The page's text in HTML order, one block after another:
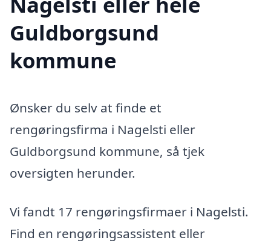
Guldborgsund
kommune
Ønsker du selv at finde et
rengøringsfirma i Nagelsti eller
Guldborgsund kommune, så tjek
oversigten herunder.
Vi fandt 17 rengøringsfirmaer i Nagelsti.
Find en rengøringsassistent eller